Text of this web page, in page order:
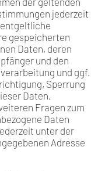
jederzeit
gespeicherten
Daten, deren
und den
und ggf.
Sperrung
Daten.
Fragen zum
Daten
unter der
Adresse